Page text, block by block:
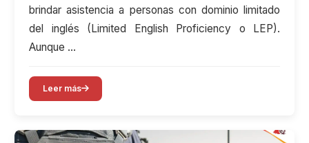
brindar asistencia a personas con dominio limitado
del inglés (Limited English Proficiency o LEP).
Aunque …
Leer más